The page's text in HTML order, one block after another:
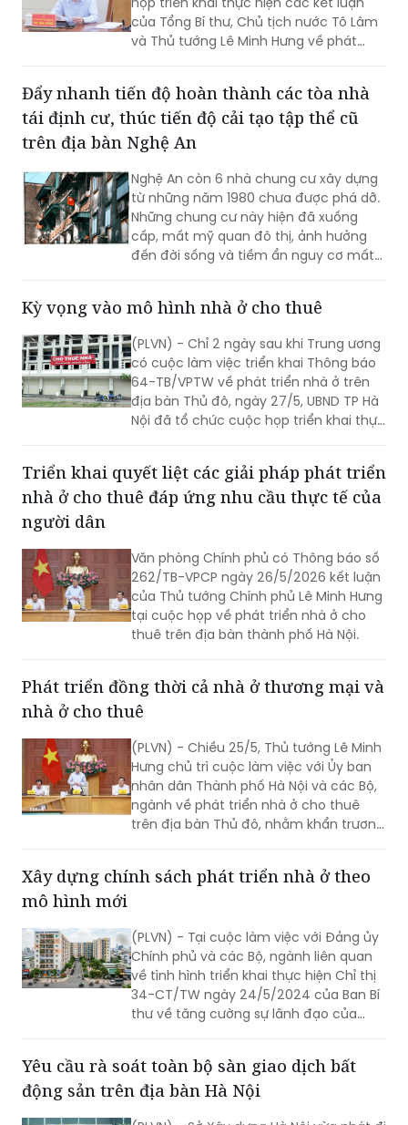
của Tổng Bí thư, Chủ tịch nước Tô Lâm
và Thủ tướng Lê Minh Hưng về phát
gian tới.
Đẩy nhanh tiến độ hoàn thành các tòa nhà
tái định cư, thúc tiến độ cải tạo tập thể cũ
trên địa bàn Nghệ An
Nghệ An còn 6 nhà chung cư xây dựng
từ những năm 1980 chưa được phá dỡ.
Những chung cư này hiện đã xuống
cấp, mất mỹ quan đô thị, ảnh hưởng
đến đời sống và tiềm ẩn nguy cơ mất
Kỳ vọng vào mô hình nhà ở cho thuê
(PLVN) - Chỉ 2 ngày sau khi Trung ương
có cuộc làm việc triển khai Thông báo
64-TB/VPTW về phát triển nhà ở trên
địa bàn Thủ đô, ngày 27/5, UBND TP Hà
Nội đã tổ chức cuộc họp triển khai thực
nhà ở cho thuê (NƠCT).
Triển khai quyết liệt các giải pháp phát triển
nhà ở cho thuê đáp ứng nhu cầu thực tế của
người dân
Văn phòng Chính phủ có Thông báo số
262/TB-VPCP ngày 26/5/2026 kết luận
của Thủ tướng Chính phủ Lê Minh Hưng
tại cuộc họp về phát triển nhà ở cho
thuê trên địa bàn thành phố Hà Nội.
Phát triển đồng thời cả nhà ở thương mại và
nhà ở cho thuê
(PLVN) - Chiều 25/5, Thủ tướng Lê Minh
Hưng chủ trì cuộc làm việc với Ủy ban
nhân dân Thành phố Hà Nội và các Bộ,
ngành về phát triển nhà ở cho thuê
trên địa bàn Thủ đô, nhằm khẩn trương
xã hội và định hướng phát triển nhà ở
Xây dựng chính sách phát triển nhà ở theo
mô hình mới
(PLVN) - Tại cuộc làm việc với Đảng ủy
Chính phủ và các Bộ, ngành liên quan
về tình hình triển khai thực hiện Chỉ thị
34-CT/TW ngày 24/5/2024 của Ban Bí
thư về tăng cường sự lãnh đạo của
qua; những định hướng, chỉ đạo của
Tổng Bí thư, Chủ tịch nước Tô Lâm
Yêu cầu rà soát toàn bộ sàn giao dịch bất
động sản trên địa bàn Hà Nội